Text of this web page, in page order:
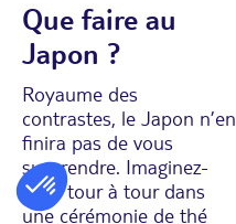
Que faire au
Japon ?
Royaume des
contrastes, le Japon n’en
finira pas de vous
surprendre. Imaginez-
vous tour à tour dans
une cérémonie de thé